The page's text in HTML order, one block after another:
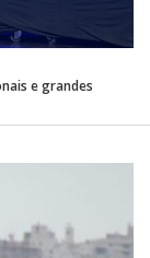
e grandes